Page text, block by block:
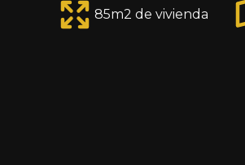
85m2 de vivienda